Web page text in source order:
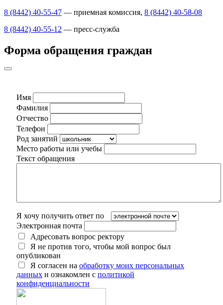
8 (8442) 40-55-47 — приемная комиссия, 8 (8442) 40-58-08
8 (8442) 40-55-12 — пресс-служба
Форма обращения граждан
Имя
Фамилия
Отчество
Телефон
Род занятий
Место работы или учебы
Текст обращения
Я хочу получить ответ по
Электронная почта
Адресовать вопрос ректору
Я не против того, чтобы мой вопрос был
опубликован
Я согласен на обработку моих персональных
данных и ознакомлен с политикой
конфиденциальности